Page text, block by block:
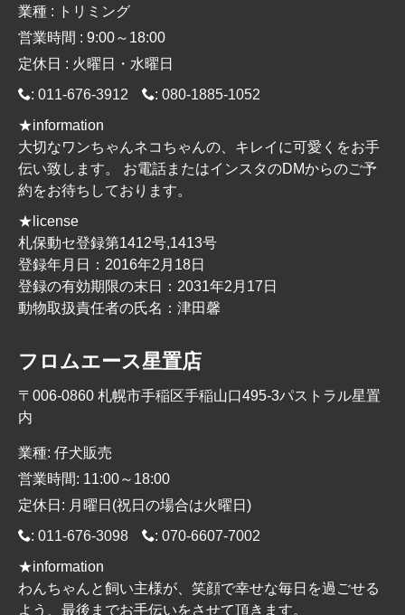
業種 : トリミング
営業時間 : 9:00～18:00
定休日 : 火曜日・水曜日
: 011-676-3912 : 080-1885-1052
★information
大切なワンちゃんネコちゃんの、キレイに可愛くをお手
伝い致します。 お電話またはインスタのDMからのご予
約をお待ちしております。
★license
札保動セ登録第1412号,1413号
登録年月日：2016年2月18日
登録の有効期限の末日：2031年2月17日
動物取扱責任者の氏名：津田馨
フロムエース星置店
〒006-0860 札幌市手稲区手稲山口495-3パストラル星置
内
業種: 仔犬販売
営業時間: 11:00～18:00
定休日: 月曜日(祝日の場合は火曜日)
: 011-676-3098 : 070-6607-7002
★information
わんちゃんと飼い主様が、笑顔で幸せな毎日を過ごせる
よう、最後までお手伝いをさせて頂きます。